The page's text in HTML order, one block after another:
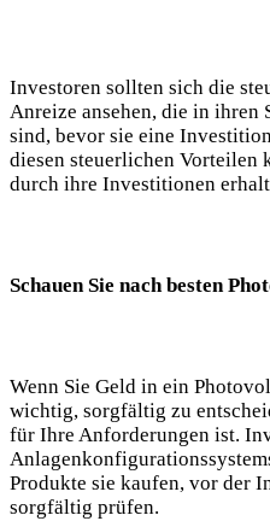
Investoren sollten sich die
Anreize ansehen, die in ihren
sind, bevor sie eine
diesen steuerlichen Vorteilen
durch ihre Investitionen
Schauen Sie nach besten
Wenn Sie Geld in ein
wichtig, sorgfältig zu
für Ihre Anforderungen ist.
Produkte sie kaufen, vor der
sorgfältig prüfen.